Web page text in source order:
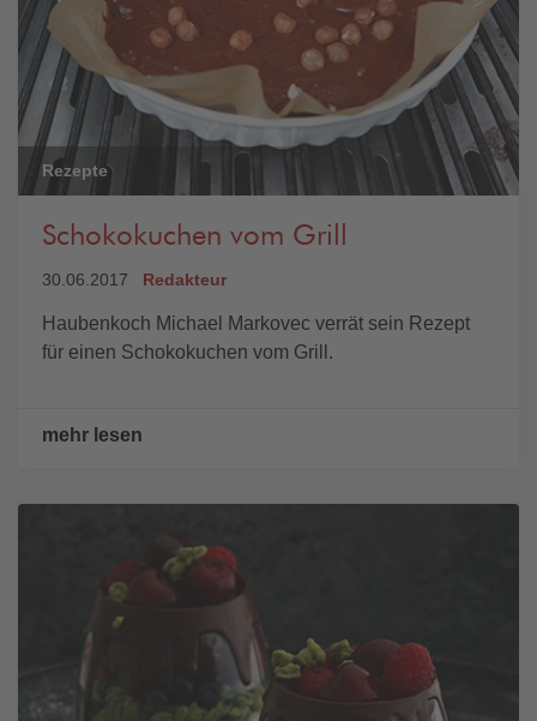
Rezepte
Schokokuchen vom Grill
30.06.2017 Redakteur
Haubenkoch Michael Markovec verrät sein Rezept
für einen Schokokuchen vom Grill.
mehr lesen